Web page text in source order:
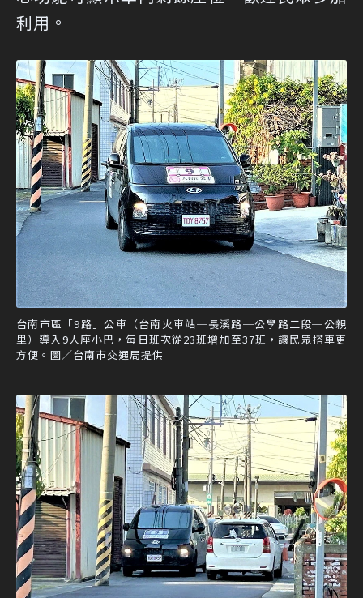
利用。
台南市區「9路」公車（台南火車站─長溪路─公學路二段─公親
里）導入9人座小巴，每日班次從23班增加至37班，讓民眾搭車更
方便。圖／台南市交通局提供